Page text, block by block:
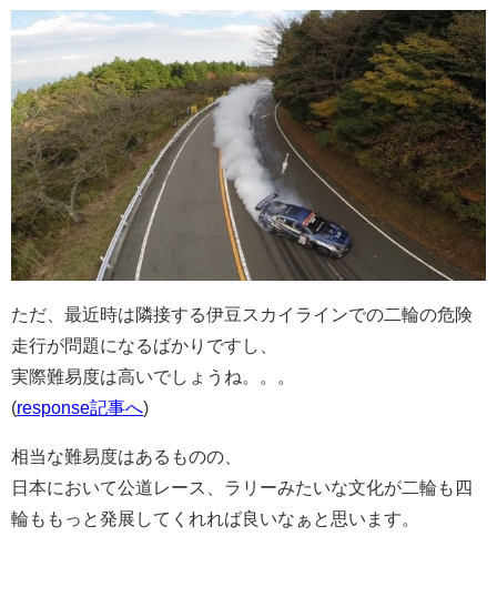
ただ、最近時は隣接する伊豆スカイラインでの二輪の危険
走行が問題になるばかりですし、
実際難易度は高いでしょうね。。。
(response記事へ)
相当な難易度はあるものの、
日本において公道レース、ラリーみたいな文化が二輪も四
輪ももっと発展してくれれば良いなぁと思います。